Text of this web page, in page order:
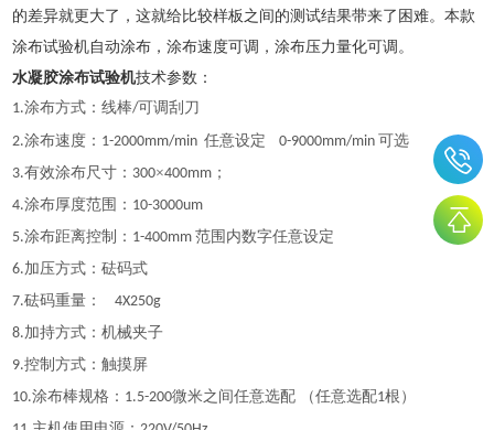
的差异就更大了，这就给比较样板之间的测试结果带来了困难。本款
涂布试验机自动涂布，涂布速度可调，涂布压力量化可调。
水凝胶涂布试验机技术参数：
1.涂布方式：线棒/可调刮刀
2.涂布速度： 1-2000mm/min任意设定 0-9000mm/min 可选
3.有效涂布尺寸： 300×400mm ；
4.涂布厚度范围： 10-3000um
5.涂布距离控制： 1-400mm范围内数字任意设定
6.加压方式：砝码式
7.砝码重量：4X250g
8.加持方式：机械夹子
9.控制方式：触摸屏
10.涂布棒规格： 1.5-200微米之间任意选配 （任意选配1根）